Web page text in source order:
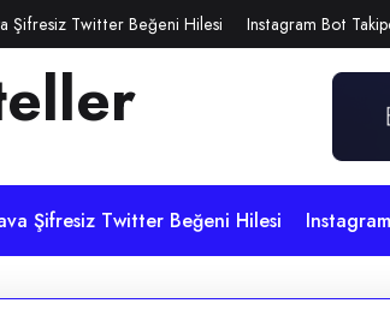
Şifresiz Twitter Beğeni Hilesi Instagram Bot
Şifresiz Twitter Beğeni Hilesi